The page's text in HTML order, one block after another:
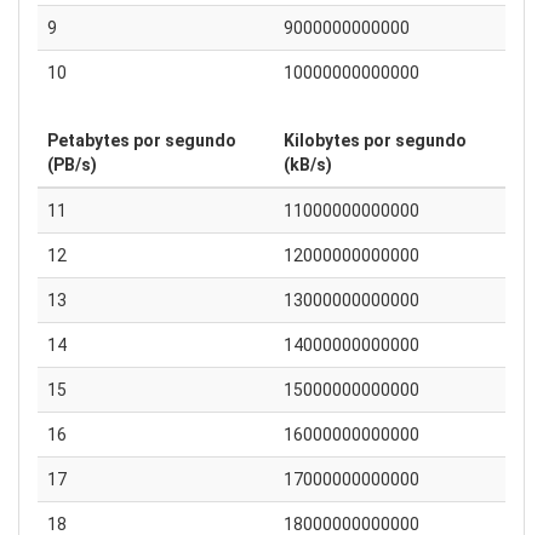
9 9000000000000
10 10000000000000
Petabytes por segundo
(PB/s)
Kilobytes por segundo
(kB/s)
11 11000000000000
12 12000000000000
13 13000000000000
14 14000000000000
15 15000000000000
16 16000000000000
17 17000000000000
18 18000000000000